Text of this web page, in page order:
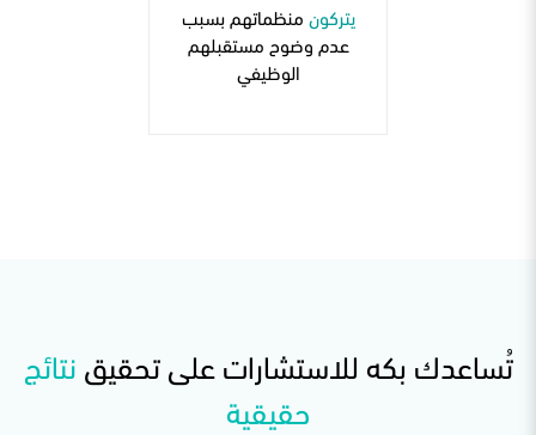
يتركون منظماتهم بسبب
عدم وضوح مستقبلهم
الوظيفي
تُساعدك بكه للاستشارات على تحقيق نتائج
حقيقية